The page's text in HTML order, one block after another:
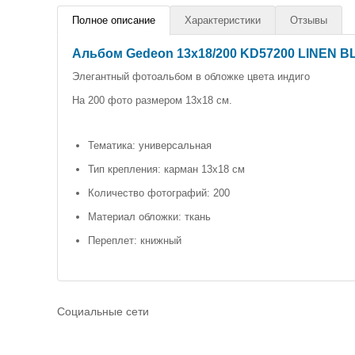
Полное описание Характеристики Отзывы
Альбом Gedeon 13х18/200 KD57200 LINEN
Элегантный фотоальбом в обложке цвета индиго
На 200 фото размером 13х18 см.
Тематика: универсальная
Тип крепления: карман 13х18 см
Количество фотографий: 200
Материал обложки: ткань
Переплет: книжный
Социальные сети